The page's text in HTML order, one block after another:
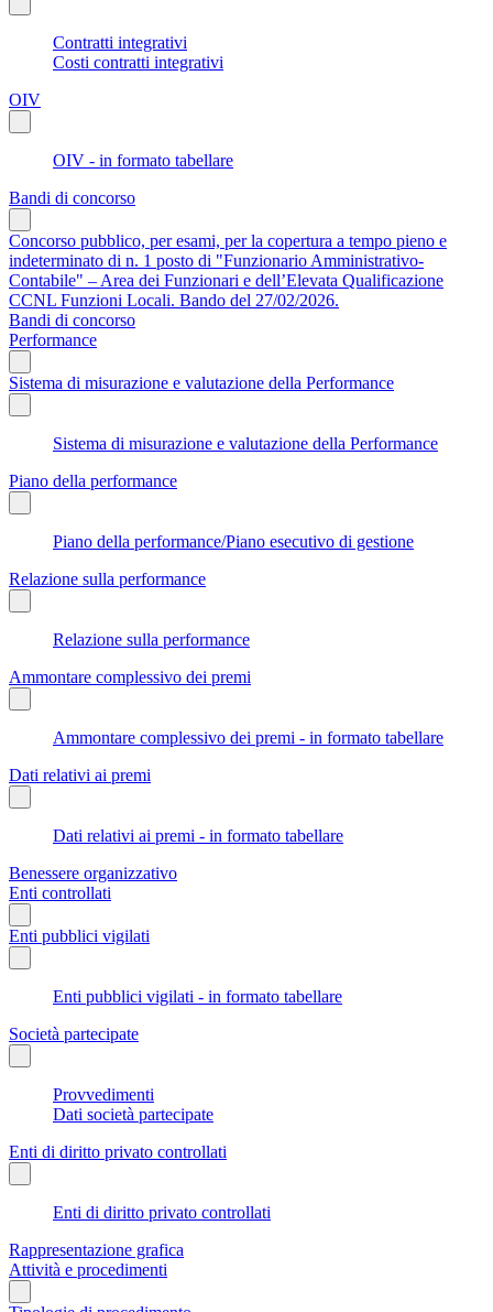
Contratti integrativi
Costi contratti integrativi
OIV
OIV - in formato tabellare
Bandi di concorso
Concorso pubblico, per esami, per la copertura a tempo pieno e
indeterminato di n. 1 posto di "Funzionario Amministrativo-
Contabile" – Area dei Funzionari e dell’Elevata Qualificazione
CCNL Funzioni Locali. Bando del 27/02/2026.
Bandi di concorso
Performance
Sistema di misurazione e valutazione della Performance
Sistema di misurazione e valutazione della Performance
Piano della performance
Piano della performance/Piano esecutivo di gestione
Relazione sulla performance
Relazione sulla performance
Ammontare complessivo dei premi
Ammontare complessivo dei premi - in formato tabellare
Dati relativi ai premi
Dati relativi ai premi - in formato tabellare
Benessere organizzativo
Enti controllati
Enti pubblici vigilati
Enti pubblici vigilati - in formato tabellare
Società partecipate
Provvedimenti
Dati società partecipate
Enti di diritto privato controllati
Enti di diritto privato controllati
Rappresentazione grafica
Attività e procedimenti